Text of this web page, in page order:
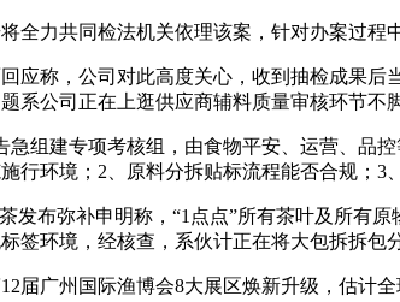
力共同检法机关依理该案，针对办案过程
称，公司对此高度关心，收到抽检成果后
系公司正在上逛供应商辅料质量审核环节不
建专项考核组，由食物平安、运营、品控
行环境；2、原料分拆贴标流程能否合规；
布弥补申明称，“1点点”所有茶叶及所有原
签环境，经核查，系伙计正在将大包拆拆包
广州国际渔博会8大展区焕新升级，估计全